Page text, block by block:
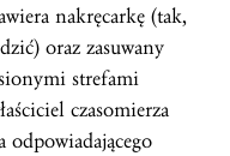
nakręcarkę (tak,
oraz zasuwany
strefami
czasomierza
odpowiadającego